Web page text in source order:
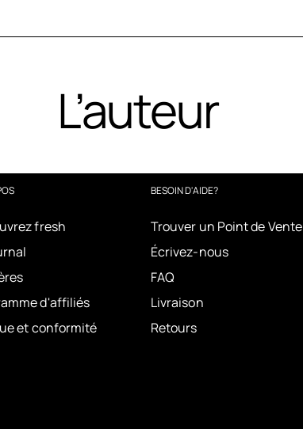
L’auteur
fresh
d'affiliés
et conformité
BESOIN D'AIDE?
Trouver un Point de Vente
Écrivez-nous
FAQ
Livraison
Retours